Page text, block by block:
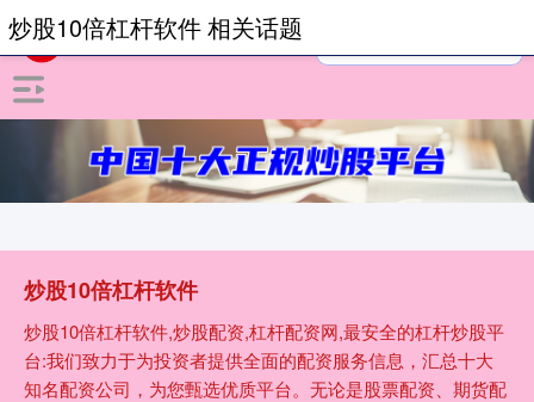
炒股10倍杠杆软件
炒股10倍杠杆软件,炒股配资,杠杆配资网,最安全的杠杆炒股平
台:我们致力于为投资者提供全面的配资服务信息，汇总十大
知名配资公司，为您甄选优质平台。无论是股票配资、期货配
炒股10倍杠杆软件 相关话题